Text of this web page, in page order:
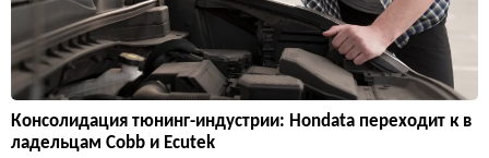
Консолидация тюнинг-индустрии: Hondata переходит к в
ладельцам Cobb и Ecutek